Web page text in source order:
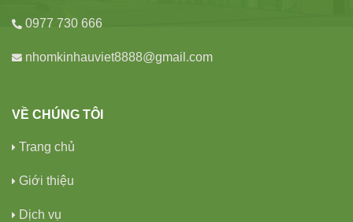
0977 730 666
nhomkinhauviet8888@gmail.com
VỀ CHÚNG TÔI
Trang chủ
Giới thiệu
Dịch vụ